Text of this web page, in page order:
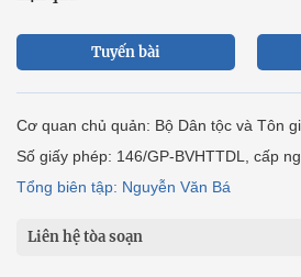
Tuyến bài
Cơ quan chủ quản: Bộ Dân tộc và Tôn
Số giấy phép: 146/GP-BVHTTDL, cấp
Tổng biên tập: Nguyễn Văn Bá
Liên hệ tòa soạn